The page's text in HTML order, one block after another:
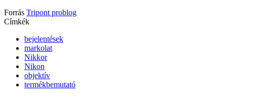
Forrás Tripont problog
Címkék
bejelentések
markolat
Nikkor
Nikon
objektív
termékbemutató